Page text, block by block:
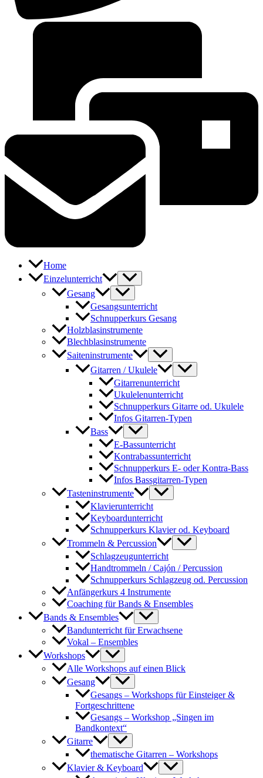
Home
Einzelunterricht
Gesang
Gesangsunterricht
Schnupperkurs Gesang
Holzblasinstrumente
Blechblasinstrumente
Saiteninstrumente
Gitarren / Ukulele
Gitarrenunterricht
Ukulelenunterricht
Schnupperkurs Gitarre od. Ukulele
Infos Gitarren-Typen
Bass
E-Bassunterricht
Kontrabassunterricht
Schnupperkurs E- oder Kontra-Bass
Infos Bassgitarren-Typen
Tasteninstrumente
Klavierunterricht
Keyboardunterricht
Schnupperkurs Klavier od. Keyboard
Trommeln & Percussion
Schlagzeugunterricht
Handtrommeln / Cajón / Percussion
Schnupperkurs Schlagzeug od. Percussion
Anfängerkurs 4 Instrumente
Coaching für Bands & Ensembles
Bands & Ensembles
Bandunterricht für Erwachsene
Vokal – Ensembles
Workshops
Alle Workshops auf einen Blick
Gesang
Gesangs – Workshops für Einsteiger &
Fortgeschrittene
Gesangs – Workshop „Singen im
Bandkontext“
Gitarre
thematische Gitarren – Workshops
Klavier & Keyboard